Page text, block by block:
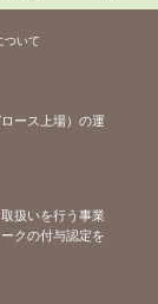
ついて
ース上場）の運
扱いを行う事業
クの付与認定を